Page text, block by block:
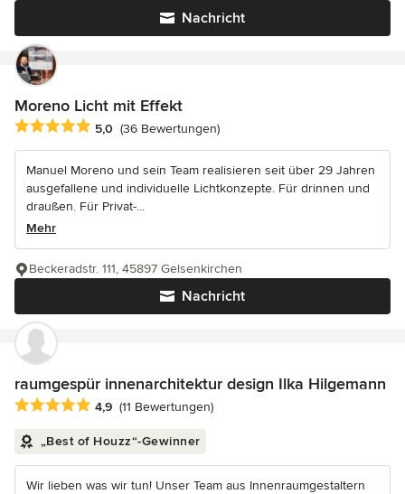
Nachricht
Moreno Licht mit Effekt
Durchschnittliche Bewertung: 5 von 5 Sternen
5,0 (36 Bewertungen)
Manuel Moreno und sein Team realisieren seit über 29 Jahren
ausgefallene und individuelle Lichtkonzepte. Für drinnen und
draußen. Für Privat-...
Mehr
Nachricht
Beckeradstr. 111, 45897 Gelsenkirchen
raumgespür innenarchitektur design Ilka Hilgemann
Durchschnittliche Bewertung: 4.9 von 5 Sternen
4,9 (11 Bewertungen)
„Best of Houzz“-Gewinner
Wir lieben was wir tun! Unser Team aus Innenraumgestaltern